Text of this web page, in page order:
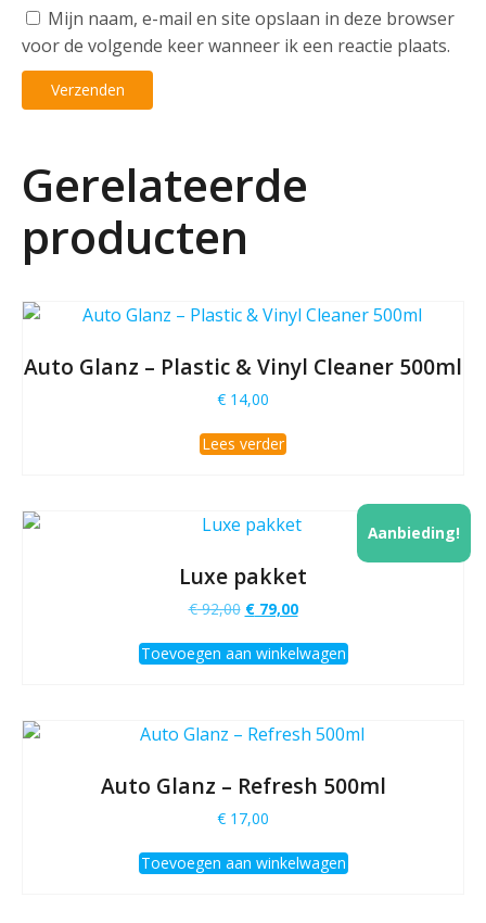
Mijn naam, e-mail en site opslaan in deze browser
voor de volgende keer wanneer ik een reactie plaats.
Gerelateerde
producten
Auto Glanz – Plastic & Vinyl Cleaner 500ml
€ 14,00
Lees verder
Aanbieding!
Luxe pakket
€92,00 Oorspronkelijke
was:
€79,00Huidige
is:
Toevoegen aan winkelwagen
Auto Glanz – Refresh 500ml
€ 17,00
Toevoegen aan winkelwagen